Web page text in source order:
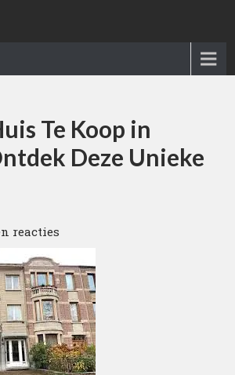
Te Koop in
Deze Unieke
reacties